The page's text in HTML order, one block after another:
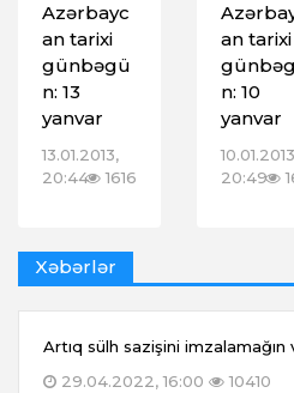
Azərbayc
an tarixi
günbəgü
n: 13
yanvar
13.01.2013,
20:44
1616
an tarixi
n: 10
yanvar
20:49
Xəbərlər
Artıq sülh sazişini imzalamağın
29.04.2022, 16:00
10410